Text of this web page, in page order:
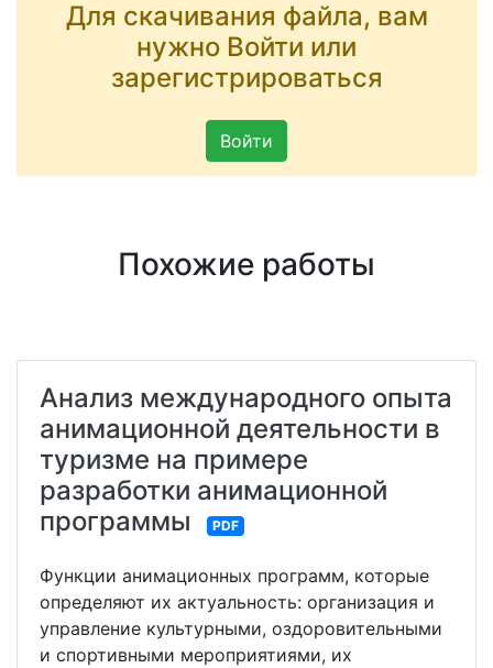
Для скачивания файла, вам
нужно Войти или
зарегистрироваться
Войти
Похожие работы
Анализ международного опыта
анимационной деятельности в
туризме на примере
разработки анимационной
программы
PDF
Функции анимационных программ, которые
определяют их актуальность: организация и
управление культурными, оздоровительными
и спортивными мероприятиями, их